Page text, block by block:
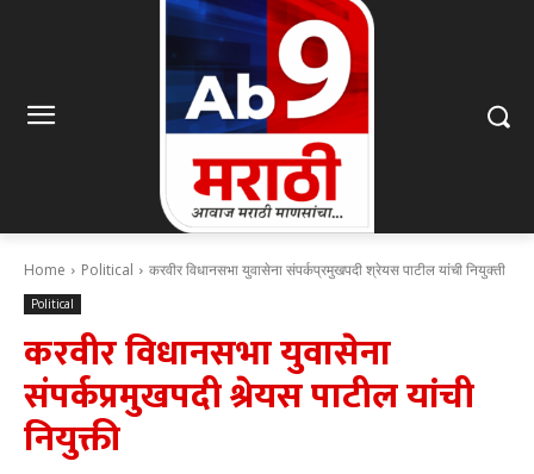
Home Political करवीर विधानसभा युवासेना संपर्कप्रमुखपदी श्रेयस पाटील यांची नियुक्ती
Political
करवीर विधानसभा युवासेना
संपर्कप्रमुखपदी श्रेयस पाटील यांची
नियुक्ती